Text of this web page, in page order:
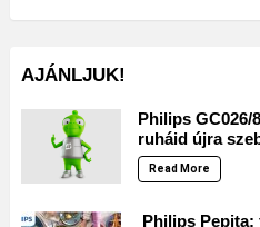
AJÁNLJUK!
Philips GC026/
ruháid újra
Read More
Philips